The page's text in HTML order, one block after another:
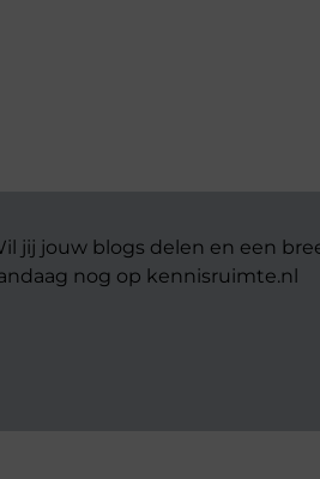
jij jouw blogs delen en een
nog op kennisruimte.nl